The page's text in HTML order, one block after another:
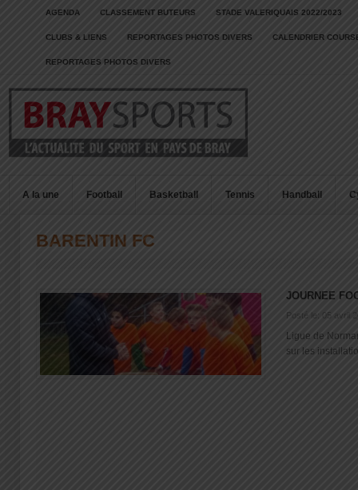
AGENDA CLASSEMENT BUTEURS STADE VALERIQUAIS 2022/2023
CLUBS & LIENS REPORTAGES PHOTOS DIVERS CALENDRIER
REPORTAGES PHOTOS DIVERS
A la une Football Basketball Tennis Handball
BARENTIN FC
JOURNEE
Posté le: 05 avril
Ligue de
sur les